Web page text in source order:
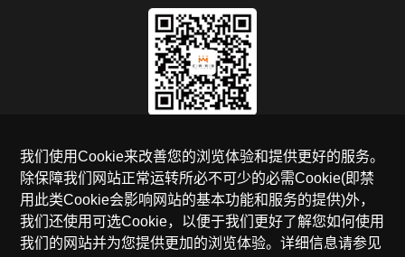
我们使用Cookie来改善您的浏览体验和提供更好的服务。
除保障我们网站正常运转所必不可少的必需Cookie(即禁
用此类Cookie会影响网站的基本功能和服务的提供)外，
我们还使用可选Cookie，以便于我们更好了解您如何使用
我们的网站并为您提供更加的浏览体验。详细信息请参见
全国免费服务热线
400-990-5050
邮箱：sales@winnerinf.com